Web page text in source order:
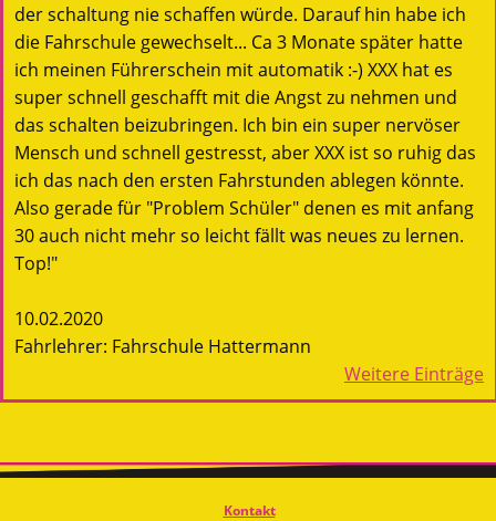
der schaltung nie schaffen würde. Darauf hin habe ich
die Fahrschule gewechselt... Ca 3 Monate später hatte
ich meinen Führerschein mit automatik :-) XXX hat es
super schnell geschafft mit die Angst zu nehmen und
das schalten beizubringen. Ich bin ein super nervöser
Mensch und schnell gestresst, aber XXX ist so ruhig das
ich das nach den ersten Fahrstunden ablegen könnte.
Also gerade für "Problem Schüler" denen es mit anfang
30 auch nicht mehr so leicht fällt was neues zu lernen.
Top!"
10.02.2020
Fahrlehrer: Fahrschule Hattermann
Weitere Einträge
Kontakt